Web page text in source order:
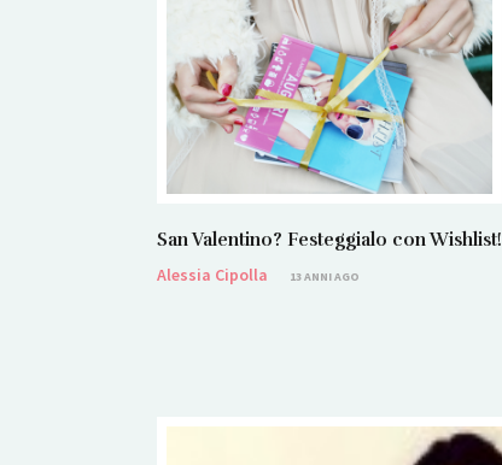
San Valentino? Festeggialo con Wishlist!
Alessia Cipolla
13 ANNI AGO